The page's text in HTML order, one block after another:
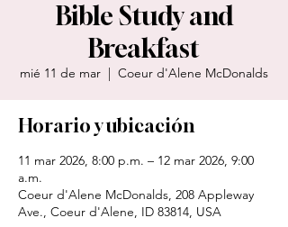
Bible Study and
Breakfast
mié 11 de mar
  |
Coeur d'Alene McDonalds
Horario y ubicación
11 mar 2026, 8:00 p.m. – 12 mar 2026, 9:00
a.m.
Coeur d'Alene McDonalds, 208 Appleway
Ave., Coeur d'Alene, ID 83814, USA